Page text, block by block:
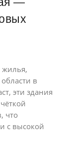
жилья,
в
эти здания
что
с высокой